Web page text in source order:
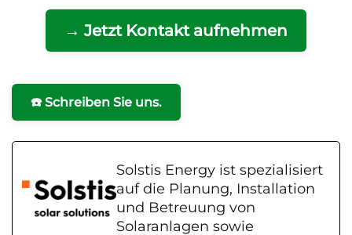
→ Jetzt Kontakt aufnehmen
☎️ Schreiben Sie uns.
Solstis Energy ist spezialisiert
auf die Planung, Installation
und Betreuung von
Solaranlagen sowie